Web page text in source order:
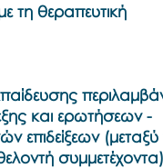
τη θεραπευτική
και ερωτήσεων -
επιδείξεων (μεταξύ